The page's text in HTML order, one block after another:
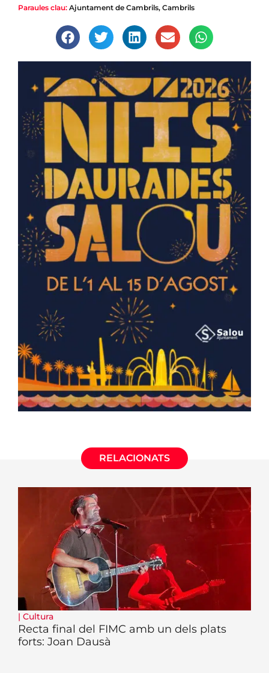
Paraules clau: Ajuntament de Cambrils, Cambrils
RELACIONATS
| Cultura
Recta final del FIMC amb un dels plats
forts: Joan Dausà